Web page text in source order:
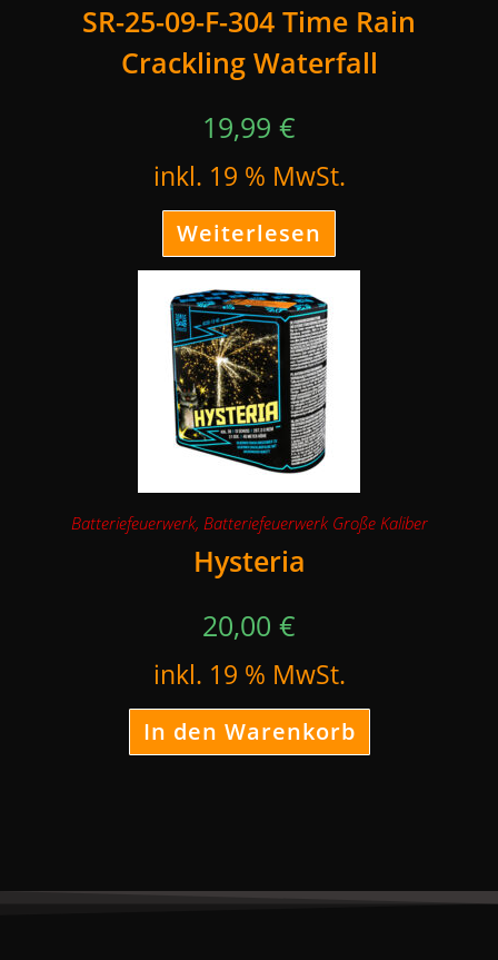
SR-25-09-F-304 Time Rain
Crackling Waterfall
19,99 €
inkl. 19 % MwSt.
Weiterlesen
Batteriefeuerwerk, Batteriefeuerwerk Große Kaliber
Hysteria
20,00 €
inkl. 19 % MwSt.
In den Warenkorb